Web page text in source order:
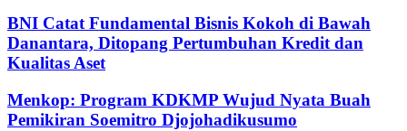
BNI Catat Fundamental Bisnis Kokoh di Bawah
Danantara, Ditopang Pertumbuhan Kredit dan
Kualitas Aset
Menkop: Program KDKMP Wujud Nyata Buah
Pemikiran Soemitro Djojohadikusumo